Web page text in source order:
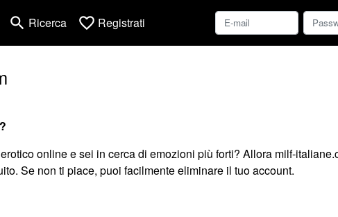
search Ricerca favorite_border Registrati
online e sei in cerca di emozioni più forti? Allora milf-
Se non ti piace, puoi facilmente eliminare il tuo account.